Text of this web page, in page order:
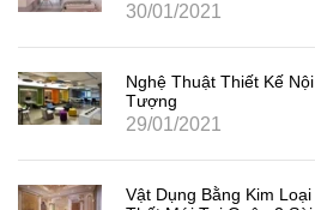
30/01/2021
Nghệ Thuật Thiết Kế
Tượng
29/01/2021
Vật Dụng Bằng Kim